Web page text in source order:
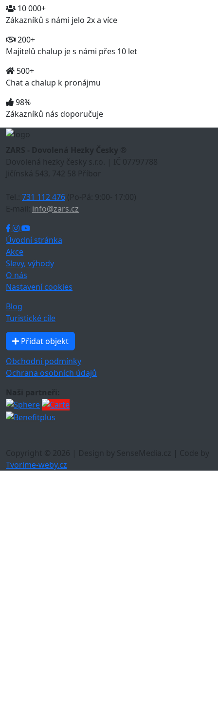
10 000+
Zákazníků s námi jelo 2x a více
200+
Majitelů chalup je s námi přes 10 let
500+
Chat a chalup k pronájmu
98%
Zákazníků nás doporučuje
ZARS - Dovolená Hezky Česky ®
Dovolená hezky česky s.r.o. | IČ 07797788
Jičínská 543, 742 58 Příbor
Tel.: 731 112 476 (Po-Pá: 9:00- 17:00)
E-mail: info@zars.cz
Úvodní stránka
Akce
Slevy, výhody
O nás
Nastavení cookies
Blog
Turistické cíle
Přidat objekt
Obchodní podmínky
Ochrana osobních údajů
Naši partneři:
Copyright © 2026 | Design by SenseMedia.cz | Code by
Tvorime-weby.cz